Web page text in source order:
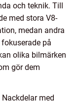
och teknik. Till
med stora V8-
medan andra
på
olika bilmärken
gör dem
med